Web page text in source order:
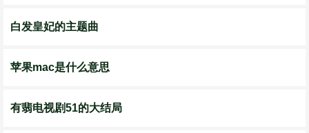
白发皇妃的主题曲
苹果mac是什么意思
有翡电视剧51的大结局